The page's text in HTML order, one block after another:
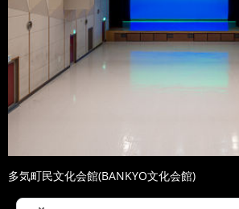
多気町民文化会館(BANKYO文化会館)